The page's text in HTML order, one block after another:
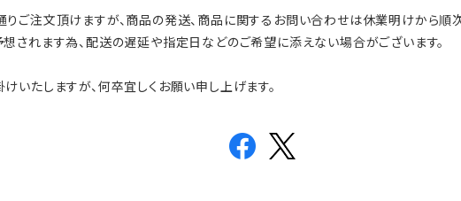
ご注文頂けますが、商品の発送、商品に関するお問い合わせは休業明けから順次
されます為、配送の遅延や指定日などのご希望に添えない場合がございます。
いたしますが、何卒宜しくお願い申し上げます。